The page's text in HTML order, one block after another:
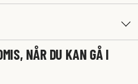
NÅR DU KAN GÅ I